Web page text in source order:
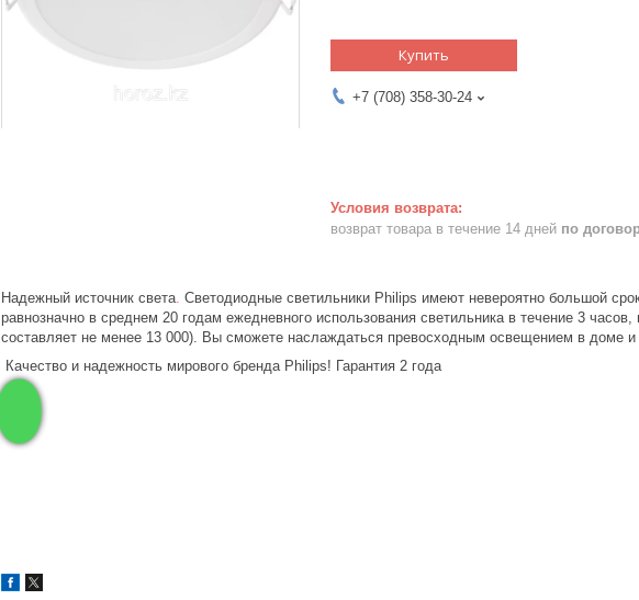
Купить
+7 (708) 358-30-24
возврат товара в течение 14 дней по
Надежный источник света Светодиодные светильники Philips имеют невероятно большой
равнозначно в среднем 20 годам ежедневного использования светильника в течение 3
составляет не менее 13 000). Вы сможете наслаждаться превосходным освещением в доме
Качество и надежность мирового бренда Philips! Гарантия 2 года